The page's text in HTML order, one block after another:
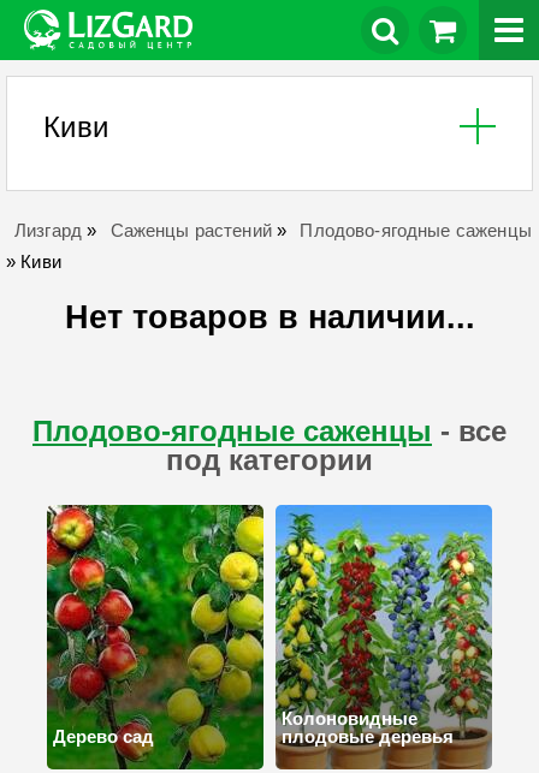
Киви
Лизгард » Саженцы растений»
Плодово-ягодные саженцы
» Киви
Нет товаров в наличии...
Плодово-ягодные саженцы - все
под категории
Дерево сад
Колоновидные
плодовые деревья